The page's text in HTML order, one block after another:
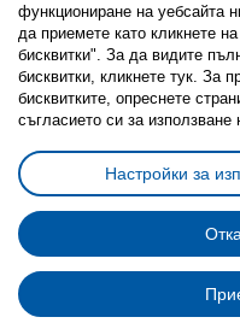
Политика за
Избор на
Условия за ползване на
Политика за
Общи условия
Политика за защита на
функциониране на уебсайта
да приемете като кликнете
бисквитки". За да видите
бисквитки, кликнете тук. За
бисквитките, опреснете
съгласието си за използване
Настройки за